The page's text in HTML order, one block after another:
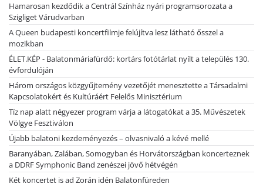
Hamarosan kezdődik a Centrál Színház nyári programsorozata a
Szigliget Várudvarban
A Queen budapesti koncertfilmje felújítva lesz látható ősszel a
mozikban
ÉLET.KÉP - Balatonmáriafürdő: kortárs fotótárlat nyílt a település 130.
évfordulóján
Három országos közgyűjtemény vezetőjét menesztette a Társadalmi
Kapcsolatokért és Kultúráért Felelős Minisztérium
Tíz nap alatt négyezer program várja a látogatókat a 35. Művészetek
Völgye Fesztiválon
Újabb balatoni kezdeményezés – olvasnivaló a kévé mellé
Baranyában, Zalában, Somogyban és Horvátországban koncerteznek
a DDRF Symphonic Band zenészei jövő hétvégén
Két koncertet is ad Zorán idén Balatonfüreden